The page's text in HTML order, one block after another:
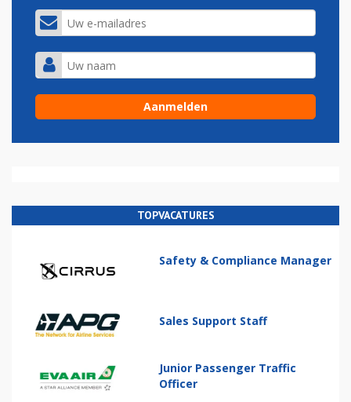
TOPVACATURES
Safety & Compliance Manager
Sales Support Staff
Junior Passenger Traffic
Officer